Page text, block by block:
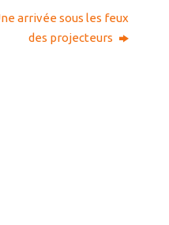
arrivée sous les feux
des projecteurs